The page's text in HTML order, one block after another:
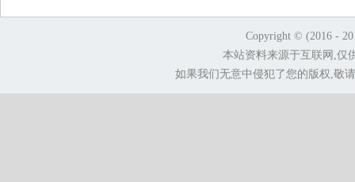
Copyright © (2016 -
本站资料来源于互联网,仅
如果我们无意中侵犯了您的版权,敬